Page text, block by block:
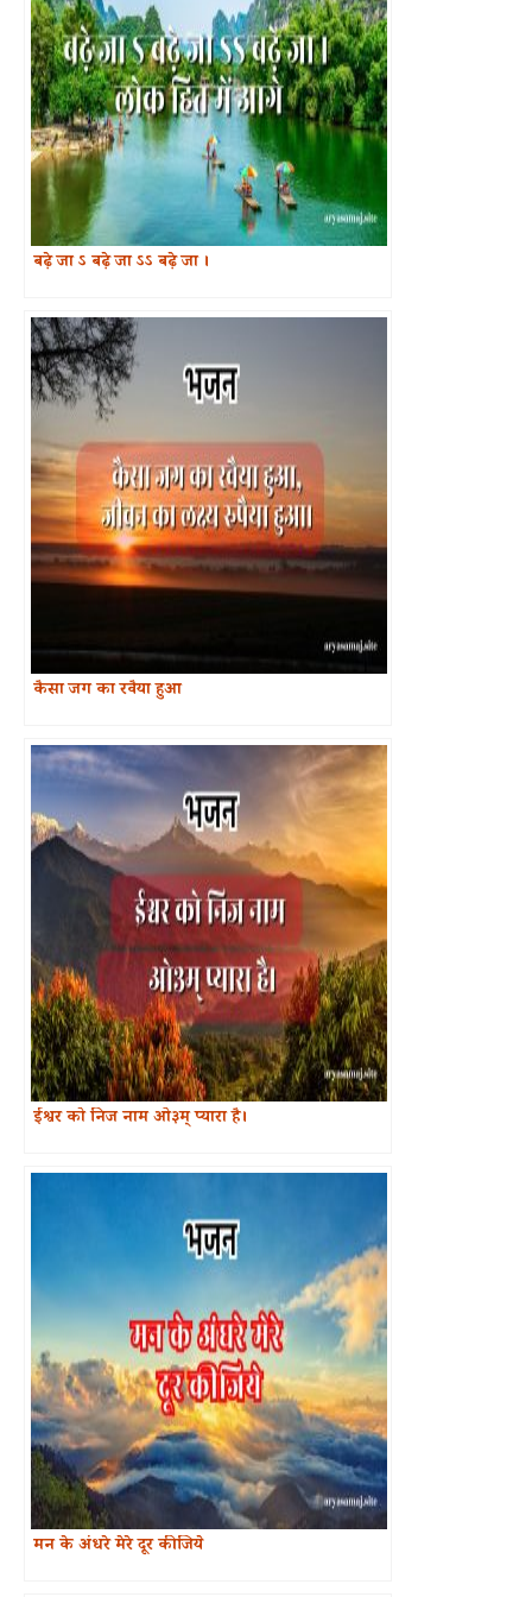
बढ़े जा ऽ बढ़े जा ऽऽ बढ़े जा ।
कैसा जग का रवैया हुआ
ईश्वर को निज नाम ओ३म् प्यारा है।
मन के अंधरे मेरे दूर कीजिये